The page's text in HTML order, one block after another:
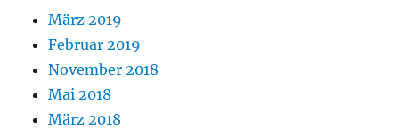
März 2019
Februar 2019
November 2018
Mai 2018
März 2018